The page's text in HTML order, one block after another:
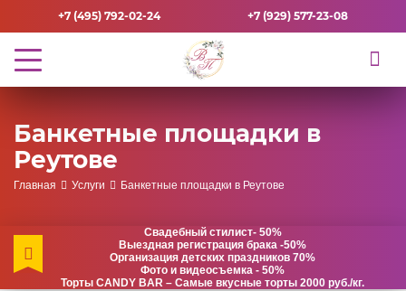
+7 (495) 792-02-24 +7 (929) 577-23-08
Банкетные площадки в
Реутове
Главная Услуги Банкетные площадки в Реутове
Свадебный стилист- 50%
Выездная регистрация брака -50%
Организация детских праздников 70%
Фото и видеосъемка - 50%
Торты CANDY BAR – Самые вкусные торты 2000 руб./кг.